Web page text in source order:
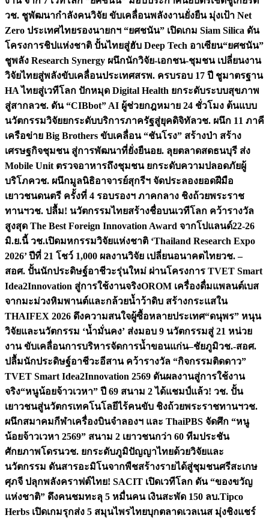
วช. ชูพัฒนากำลังคนวิจัย ขับเคลื่อนพลังงานยั่งยืน มุ่งเป้า Net
Zero ประเทศไทยรองนายกฯ “ยศชนัน” เปิดเกม Siam Silica ดัน
โครงการชิปแห่งชาติ ปั้นไทยสู่ฮับ Deep Tech อาเซียน“ยศชนัน”
ชูพลัง Research Synergy ผนึกนักวิจัย-เอกชน-ชุมชน เปลี่ยนงาน
วิจัยไทยสู่พลังขับเคลื่อนประเทศสรพ. ครบรอบ 17 ปี ชูมาตรฐาน
HA ไทยสู่เวทีโลก ปักหมุด Digital Health ยกระดับระบบสุขภาพ
สู่สากลวช. ดัน “CIBbot” AI ผู้ช่วยกฎหมาย 24 ชั่วโมง ต้นแบบ
นวัตกรรมวิจัยยกระดับบริการภาครัฐสู่ยุคดิจิทัลวช. ผนึก 11 ภาคี
เครือข่าย Big Brothers ขับเคลื่อน “ชันโรง” สร้างป่า สร้าง
เศรษฐกิจชุมชน สู่การพัฒนาที่ยั่งยืนอย. ลุยตลาดสดธนบุรี ส่ง
Mobile Unit ตรวจอาหารถึงชุมชน ยกระดับความปลอดภัยผู้
บริโภควช. ผนึกมูลนิธิอาจารย์สุกรีฯ จัดประลองยอดฝีมือ
เยาวชนดนตรี ครั้งที่ 4 รอบรองฯ ภาคกลาง ชิงถ้วยพระราช
ทานฯวช. ปลื้ม! นวัตกรรมไทยสร้างชื่อบนเวทีโลก คว้ารางวัล
สูงสุด The Best Foreign Innovation Award จากโปแลนด์22-26
มิ.ย.นี้ วช.เปิดมหกรรมวิจัยแห่งชาติ ‘Thailand Research Expo
2026’ ปีที่ 21 โชว์ 1,000 ผลงานวิจัย เปลี่ยนอนาคตไทยวช. –
สอศ. ปั้นนักประดิษฐ์อาชีวะรุ่นใหม่ ผ่านโครงการ TVET Smart
Idea2Innovation สู่การใช้งานจริงOROM เครื่องดื่มแพลนต์เบส
จากมะม่วงหิมพานต์และกล้วยน้ำว้าดิบ สร้างกระแสใน
THAIFEX 2026 ดึงความสนใจผู้ซื้อหลายประเทศ“ดนุพร” หนุน
วิจัยและนวัตกรรม ‘น้ำมั่นคง’ ส่งมอบ 9 นวัตกรรมสู่ 21 หน่วย
งาน ขับเคลื่อนการบริหารจัดการน้ำขอนแก่น–ชัยภูมิวช.-สอศ.
ปลื้มนักประดิษฐ์อาชีวะอีสาน คว้ารางวัล “กิจกรรมติดดาว”
TVET Smart Idea2Innovation 2569 ดันผลงานสู่การใช้งาน
จริง“หนูน้อยจ้าวเวหา” ปี 69 สนาม 2 ได้แชมป์แล้ว! วช. ปั้น
เยาวชนสู่นวัตกรเทคโนโลยีไร้คนขับ ชิงถ้วยพระราชทานฯวช.
ผนึกสมาคมกีฬาเครื่องบินจำลองฯ และ ThaiPBS จัดศึก “หนู
น้อยจ้าวเวหา 2569” สนาม 2 เยาวชนกว่า 60 ทีมประชัน
ศักยภาพโดรนวช. ยกระดับภูมิปัญญาไทยด้วยวิจัยและ
นวัตกรรม ดันสารอะมิโนจากพืชสร้างรายได้สู่ชุมชนศรีสะเกษ
ศุภจี ปลุกพลังคราฟต์ไทย! SACIT เปิดเวทีโลก ดัน “ของขวัญ
แห่งชาติ” ดึงคนชมทะลุ 5 หมื่นคน เงินสะพัด 150 ลบ.Tipco
Herbs เปิดเกมรุกส่ง 5 สมุนไพรไทยบุกตลาดเวลเนส มุ่งชิงแชร์